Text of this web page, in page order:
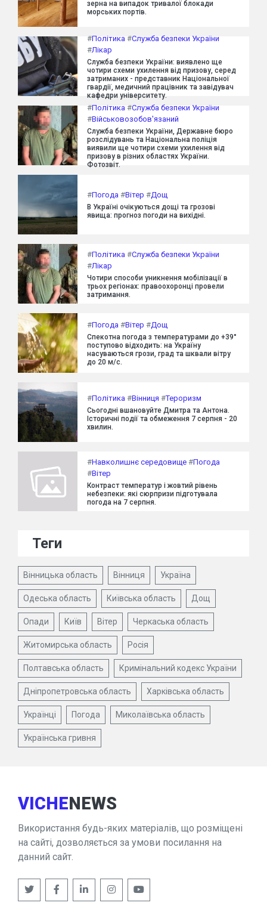
зерна на випадок тривалої блокади
морських портів.
#Політика #Служба безпеки України
#Лікар
Служба безпеки України: виявлено ще
чотири схеми ухилення від призову, серед
затриманих - представник Національної
гвардії, медичний працівник та завідувач
кафедри університету.
#Політика #Служба безпеки України
#Військовозобов'язаний
Служба безпеки України, Державне бюро
розслідувань та Національна поліція
виявили ще чотири схеми ухилення від
призову в різних областях України.
Фотозвіт.
#Погода #Вітер #Дощ
В Україні очікуються дощі та грозові
явища: прогноз погоди на вихідні.
#Політика #Служба безпеки України
#Лікар
Чотири способи уникнення мобілізації в
трьох регіонах: правоохоронці провели
затримання.
#Погода #Вітер #Дощ
Спекотна погода з температурами до +39°
поступово відходить: на Україну
насуваються грози, град та шквали вітру
до 20 м/с.
#Політика #Вінниця #Тероризм
Сьогодні вшановуйте Дмитра та Антона.
Історичні події та обмеження 7 серпня - 20
хвилин.
#Навколишнє середовище #Погода
#Вітер
Контраст температур і жовтий рівень
небезпеки: які сюрпризи підготувала
погода на 7 серпня.
Теги
Вінницька область Вінниця Україна
Одеська область Київська область Дощ
Опади Київ Вітер Черкаська область
Житомирська область Росія
Полтавська область Кримінальний кодекс України
Дніпропетровська область Харківська область
Українці Погода Миколаївська область
Українська гривня
VICHENEWS
Використання будь-яких матеріалів, що розміщені
на сайті, дозволяється за умови посилання на
данний сайт.